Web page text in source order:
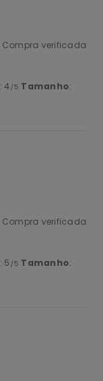
Compra verificada
: 4 /5 Tamanho:
Compra verificada
: 5 /5 Tamanho: